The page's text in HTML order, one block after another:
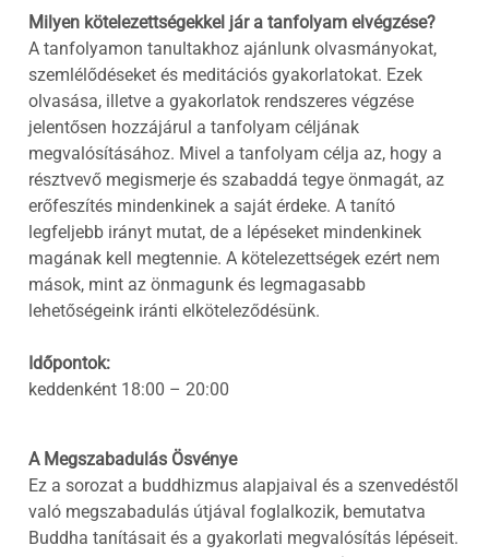
Milyen kötelezettségekkel jár a tanfolyam elvégzése?
A tanfolyamon tanultakhoz ajánlunk olvasmányokat,
szemlélődéseket és meditációs gyakorlatokat. Ezek
olvasása, illetve a gyakorlatok rendszeres végzése
jelentősen hozzájárul a tanfolyam céljának
megvalósításához. Mivel a tanfolyam célja az, hogy a
résztvevő megismerje és szabaddá tegye önmagát, az
erőfeszítés mindenkinek a saját érdeke. A tanító
legfeljebb irányt mutat, de a lépéseket mindenkinek
magának kell megtennie. A kötelezettségek ezért nem
mások, mint az önmagunk és legmagasabb
lehetőségeink iránti elköteleződésünk.
Időpontok:
keddenként 18:00 – 20:00
A Megszabadulás Ösvénye
Ez a sorozat a buddhizmus alapjaival és a szenvedéstől
való megszabadulás útjával foglalkozik, bemutatva
Buddha tanításait és a gyakorlati megvalósítás lépéseit.